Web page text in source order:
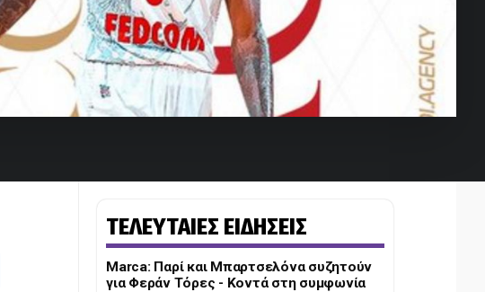
ΤΕΛΕΥΤΑΙΕΣ ΕΙΔΗΣΕΙΣ
Marca: Παρί και Μπαρτσελόνα συζητούν
για Φεράν Τόρες - Κοντά στη συμφωνία